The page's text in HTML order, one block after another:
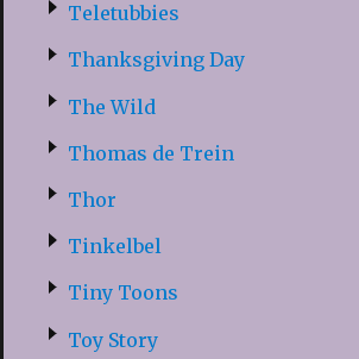
Teletubbies
Thanksgiving Day
The Wild
Thomas de Trein
Thor
Tinkelbel
Tiny Toons
Toy Story